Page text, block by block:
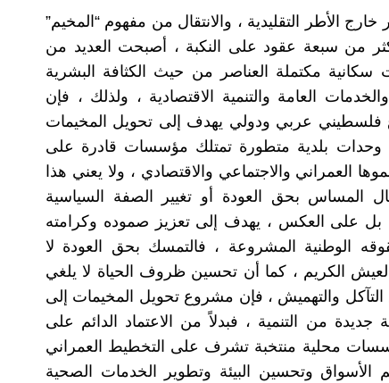
خارج الأطر التقليدية ، والانتقال من مفهوم “المخيم”
أكثر من سبعة عقود على النكبة ، أصبحت العديد من
سكانية مكتملة العناصر من حيث الكثافة البشرية
العامة والتنمية الاقتصادية ، ولذلك ، فإن
عربي ودولي يهدف إلى تحويل المخيمات
وحدات بلدية متطورة تمتلك مؤسسات قادرة على
العمراني والاجتماعي والاقتصادي ، ولا يعني هذا
المساس بحق العودة أو تغيير الصفة السياسية
، بل على العكس ، يهدف إلى تعزيز صموده وكرامته
الوطنية المشروعة ، فالتمسك بحق العودة لا
الكريم ، كما أن تحسين ظروف الحياة لا يلغي
التآكل والتهميش ، فإن مشروع تحويل المخيمات إلى
جديدة من التنمية ، فبدلاً من الاعتماد الدائم على
محلية منتخبة تشرف على التخطيط العمراني
الأسواق وتحسين البيئة وتطوير الخدمات الصحية